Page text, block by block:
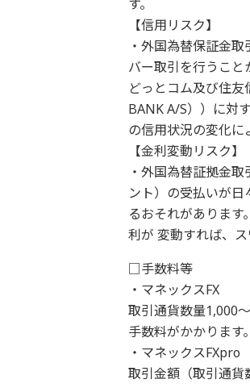
す。
【信用リスク】
・外国為替保証金
バー取引を行うこと
どっとコム及び住
BANK A/S））に対
の信用状況の変化に
【金利変動リスク】
・外国為替証拠金
ント）の受払いが
るおそれがありま
利が 変動すれば、ス
□手数料等
・マネックスFX
取引通貨数量1,000
手数料がかかります。
・マネックスFXpro
取引金額（取引通貨